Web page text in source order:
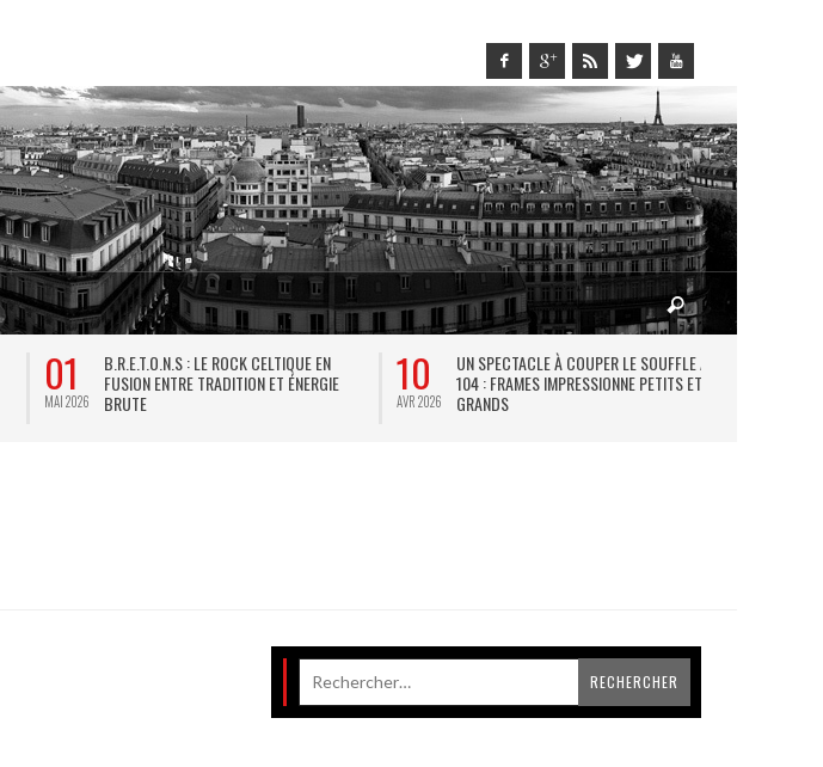
01
MAI 2026
B.R.E.T.O.N.S : LE ROCK CELTIQUE EN
FUSION ENTRE TRADITION ET ÉNERGIE
BRUTE
10
AVR 2026
UN SPECTACLE À COUPER LE SOUFFLE AU
104 : FRAMES IMPRESSIONNE PETITS ET
GRANDS